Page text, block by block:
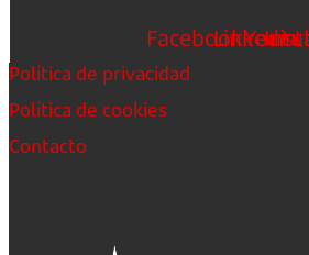
FacebookLinkedin
Política de privacidad
Política de cookies
Contacto